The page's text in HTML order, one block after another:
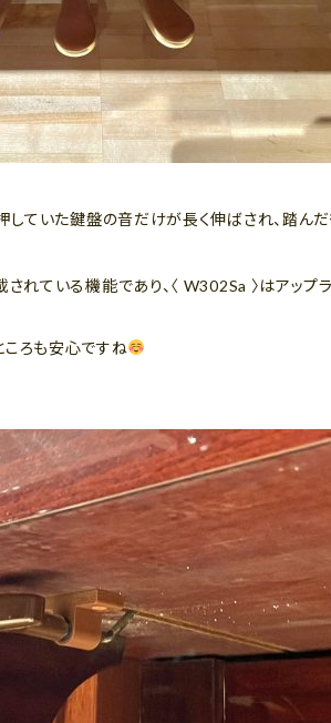
していた鍵盤の音だけが長く伸ばされ、踏ん
れている機能であり、〈 W302Sa 〉はアッ
ろも安心ですね